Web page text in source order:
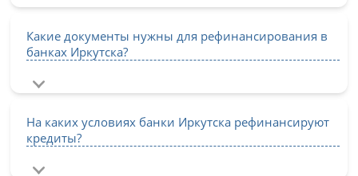
Какие документы нужны для рефинансирования в
банках Иркутска?
На каких условиях банки Иркутска рефинансируют
кредиты?